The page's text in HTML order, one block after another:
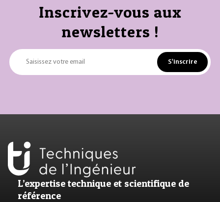
Inscrivez-vous aux
newsletters !
Saisissez votre email S'inscrire
L’expertise technique et scientifique de
référence